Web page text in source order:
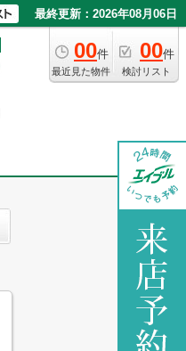
最終更新：2026年08月06日
00件
最近見た物件
00件
検討リスト